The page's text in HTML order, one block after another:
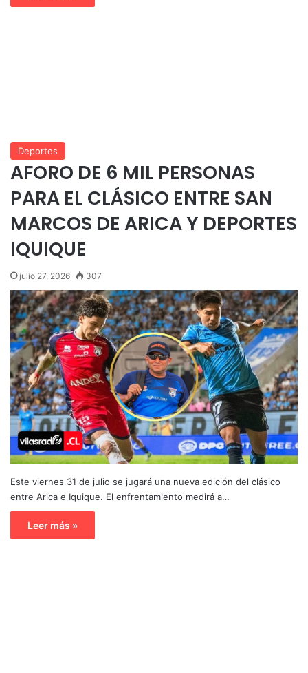
Deportes
AFORO DE 6 MIL PERSONAS
PARA EL CLÁSICO ENTRE SAN
MARCOS DE ARICA Y DEPORTES
IQUIQUE
julio 27, 2026 307
Este viernes 31 de julio se jugará una nueva edición del clásico
entre Arica e Iquique. El enfrentamiento medirá a…
Leer más »